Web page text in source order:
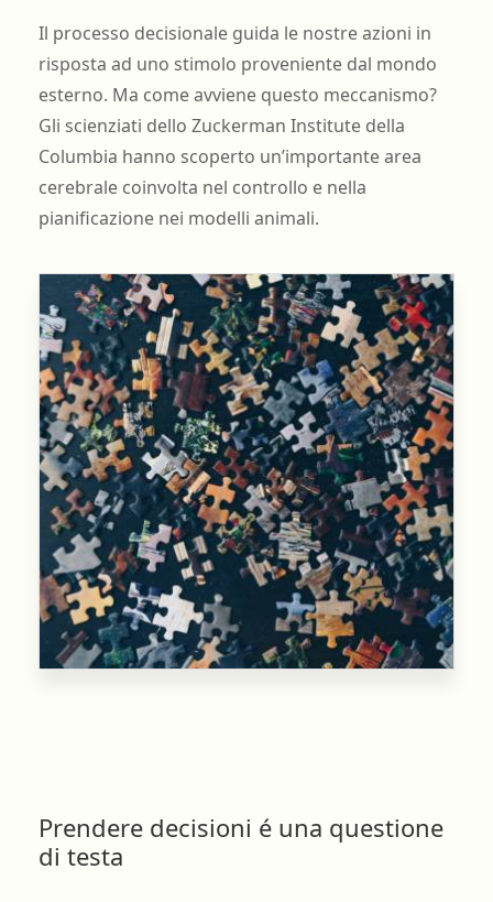
Il processo decisionale guida le nostre azioni in
risposta ad uno stimolo proveniente dal mondo
esterno. Ma come avviene questo meccanismo?
Gli scienziati dello Zuckerman Institute della
Columbia hanno scoperto un’importante area
cerebrale coinvolta nel controllo e nella
pianificazione nei modelli animali.
Prendere decisioni é una questione
di testa